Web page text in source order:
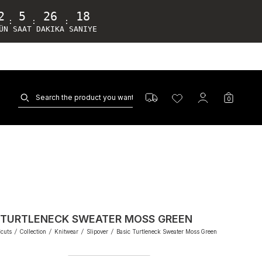
: 5
SAAT
: 26
DAKIKA
: 17
SANIYE
0
SWEATER MOSS GREEN
/ Collection / Knitwear / Slipover / Basic Turtleneck Sweater Moss Green